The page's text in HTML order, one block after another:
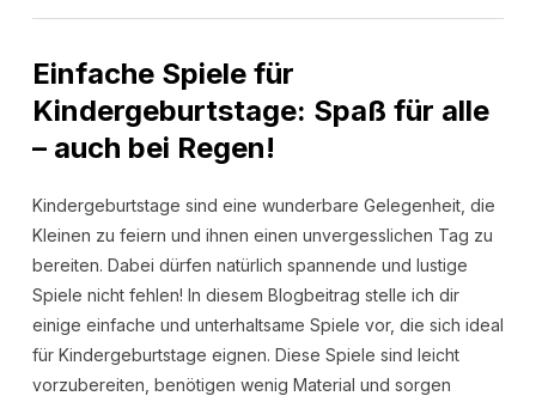
Einfache Spiele für
Kindergeburtstage: Spaß für alle
– auch bei Regen!
Kindergeburtstage sind eine wunderbare Gelegenheit, die
Kleinen zu feiern und ihnen einen unvergesslichen Tag zu
bereiten. Dabei dürfen natürlich spannende und lustige
Spiele nicht fehlen! In diesem Blogbeitrag stelle ich dir
einige einfache und unterhaltsame Spiele vor, die sich ideal
für Kindergeburtstage eignen. Diese Spiele sind leicht
vorzubereiten, benötigen wenig Material und sorgen